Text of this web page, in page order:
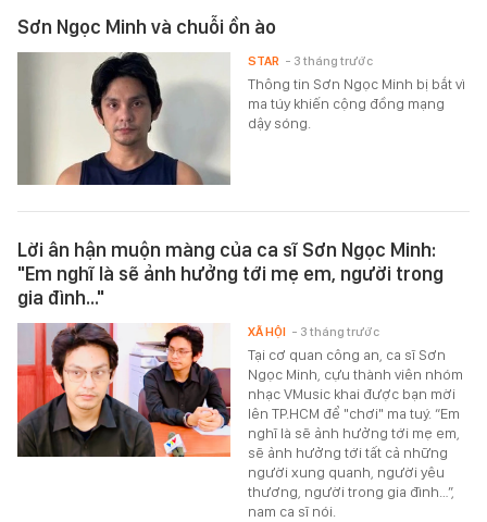
Sơn Ngọc Minh và chuỗi ồn ào
Thông tin Sơn Ngọc Minh bị bắt vì
ma túy khiến cộng đồng mạng
dậy sóng.
STAR - 3 tháng trước
Lời ân hận muộn màng của ca sĩ Sơn Ngọc Minh:
"Em nghĩ là sẽ ảnh hưởng tới mẹ em, người trong
gia đình..."
Tại cơ quan công an, ca sĩ Sơn
Ngọc Minh, cựu thành viên nhóm
nhạc VMusic khai được bạn mời
lên TP.HCM để "chơi" ma tuý. “Em
nghĩ là sẽ ảnh hưởng tới mẹ em,
sẽ ảnh hưởng tới tất cả những
người xung quanh, người yêu
thương, người trong gia đình…”,
nam ca sĩ nói.
XÃ HỘI - 3 tháng trước